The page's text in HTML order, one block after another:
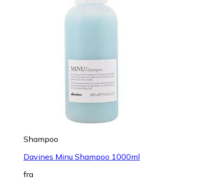
Shampoo
Davines Minu Shampoo 1000ml
fra